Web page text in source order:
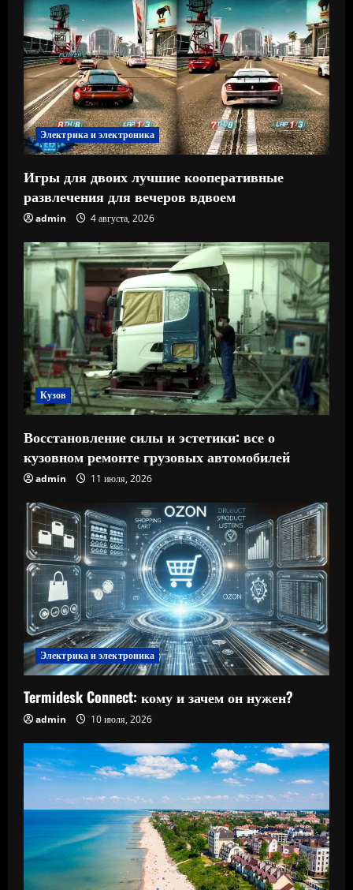
Электрика и электроника
Игры для двоих лучшие кооперативные
развлечения для вечеров вдвоем
admin 4 августа, 2026
Кузов
Восстановление силы и эстетики: все о
кузовном ремонте грузовых автомобилей
admin 11 июля, 2026
Электрика и электроника
Termidesk Connect: кому и зачем он нужен?
admin 10 июля, 2026